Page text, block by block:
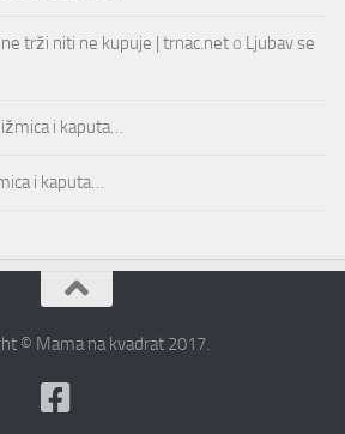
trži niti ne kupuje | trnac.net o Ljubav se
i kaputa…
i kaputa…
© Mama na kvadrat 2017.